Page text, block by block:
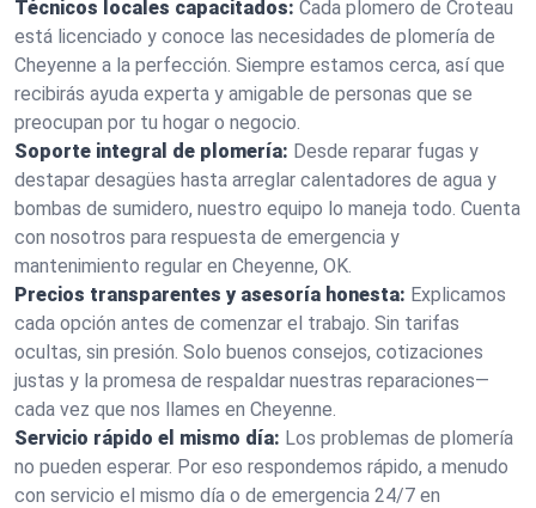
Técnicos locales capacitados: Cada plomero de Croteau
está licenciado y conoce las necesidades de plomería de
Cheyenne a la perfección. Siempre estamos cerca, así que
recibirás ayuda experta y amigable de personas que se
preocupan por tu hogar o negocio.
Soporte integral de plomería: Desde reparar fugas y
destapar desagües hasta arreglar calentadores de agua y
bombas de sumidero, nuestro equipo lo maneja todo. Cuenta
con nosotros para respuesta de emergencia y
mantenimiento regular en Cheyenne, OK.
Precios transparentes y asesoría honesta: Explicamos
cada opción antes de comenzar el trabajo. Sin tarifas
ocultas, sin presión. Solo buenos consejos, cotizaciones
justas y la promesa de respaldar nuestras reparaciones—
cada vez que nos llames en Cheyenne.
Servicio rápido el mismo día: Los problemas de plomería
no pueden esperar. Por eso respondemos rápido, a menudo
con servicio el mismo día o de emergencia 24/7 en